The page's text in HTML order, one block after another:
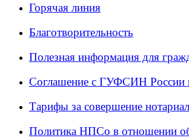
Горячая линия
Благотворительность
Полезная информация для
Соглашение с ГУФСИН России
Тарифы за совершение
Политика НПСо в отношении